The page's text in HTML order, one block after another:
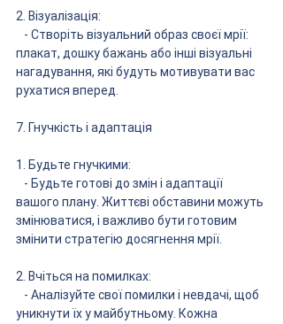
2. Візуалізація:
плакат, дошку бажань або інші візуальні
нагадування, які будуть мотивувати вас
рухатися вперед.
7. Гнучкість і адаптація
1. Будьте гнучкими:
вашого плану. Життєві обставини можуть
змінюватися, і важливо бути готовим
змінити стратегію досягнення мрії.
2. Вчіться на помилках:
уникнути їх у майбутньому. Кожна